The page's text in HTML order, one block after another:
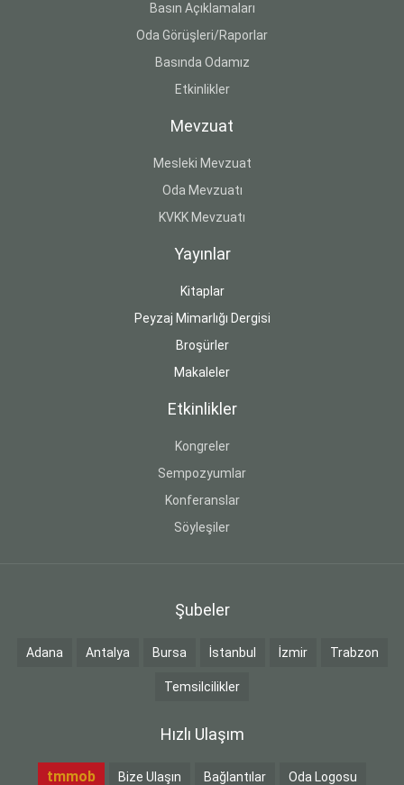
Basın Açıklamaları
Oda Görüşleri/Raporlar
Basında Odamız
Etkinlikler
Mevzuat
Mesleki Mevzuat
Oda Mevzuatı
KVKK Mevzuatı
Yayınlar
Kitaplar
Peyzaj Mimarlığı Dergisi
Broşürler
Makaleler
Etkinlikler
Kongreler
Sempozyumlar
Konferanslar
Söyleşiler
Şubeler
Adana Antalya Bursa İstanbul İzmir Trabzon
Temsilcilikler
Hızlı Ulaşım
tmmob Bize Ulaşın Bağlantılar Oda Logosu